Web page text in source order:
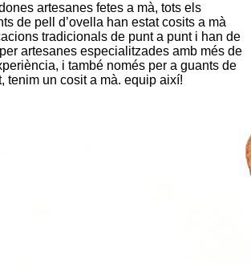
artesanes fetes a mà, tots els
de pell d’ovella han estat cosits a mà
tradicionals de punt a punt i han de
artesanes especialitzades amb més de
i també només per a guants de
tenim un cosit a mà. equip així!